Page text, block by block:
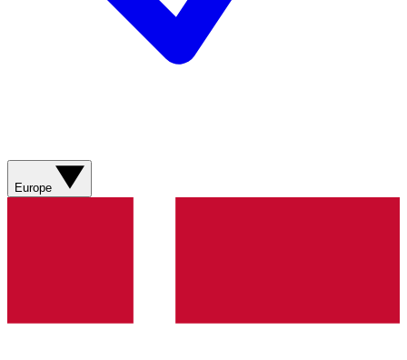
Europe